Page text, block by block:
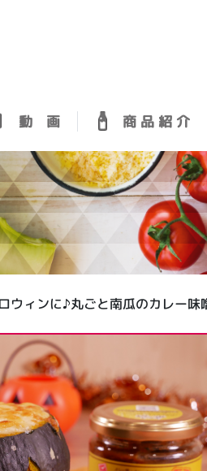
動 画 商 品 紹 介
ウィンに♪丸ごと南瓜のカレー味